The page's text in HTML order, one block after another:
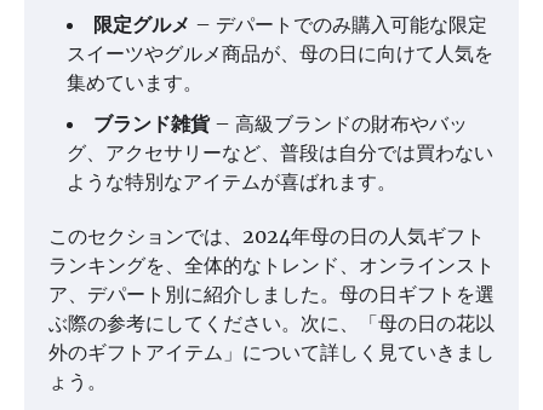
限定グルメ – デパートでのみ購入可能な限定
スイーツやグルメ商品が、母の日に向けて人気を
集めています。
ブランド雑貨– 高級ブランドの財布やバッ
グ、アクセサリーなど、普段は自分では買わない
ような特別なアイテムが喜ばれます。
このセクションでは、2024年母の日の人気ギフト
ランキングを、全体的なトレンド、オンラインスト
ア、デパート別に紹介しました。母の日ギフトを選
ぶ際の参考にしてください。次に、「母の日の花以
外のギフトアイテム」について詳しく見ていきまし
ょう。